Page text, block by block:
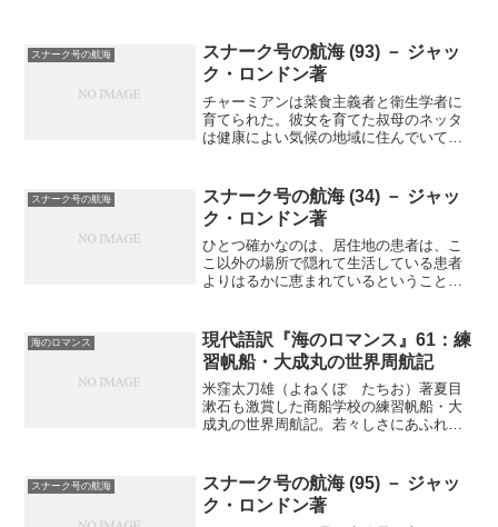
スナーク号の航海
スナーク号の航海 (93) － ジャッ
ク・ロンドン著
チャーミアンは菜食主義者と衛生学者に
育てられた。彼女を育てた叔母のネッタ
は健康によい気候の地域に住んでいて、
の相性も悪かった。治したい病気そのも
のより薬の副作用の方がひ...
スナーク号の航海
スナーク号の航海 (34) － ジャッ
ク・ロンドン著
ひとつ確かなのは、居住地の患者は、こ
こ以外の場所で隠れて生活している患者
よりはるかに恵まれているということ
実に悪くなっているのではないかと不安
を抱えて生きている。ハンセ...
海のロマンス
現代語訳『海のロマンス』61：練
習帆船・大成丸の世界周航記
米窪太刀雄（よねくぼ たちお）著夏目
漱石も激賞した商船学校の練習帆船・大
成丸の世界周航記。若々しさにあふれた
平洋の元旦青海原に暮れ行く今年かな明
治四十五年と大正元年との...
スナーク号の航海
スナーク号の航海 (95) － ジャッ
ク・ロンドン著